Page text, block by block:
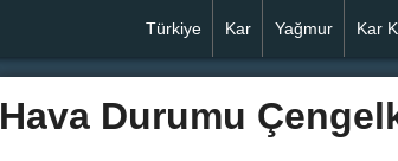
Türkiye Kar Yağmur Kar
Hava Durumu